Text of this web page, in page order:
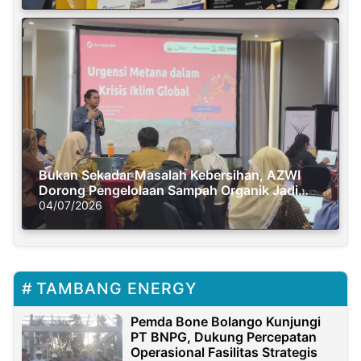
Bukan Sekadar Masalah Kebersihan, AZWI
Dorong Pengelolaan Sampah Organik Jadi
Solusi Krisis Iklim
04/07/2026
TAMBANG ENERGY
Pemda Bone Bolango Kunjungi
PT BNPG, Dukung Percepatan
Operasional Fasilitas Strategis